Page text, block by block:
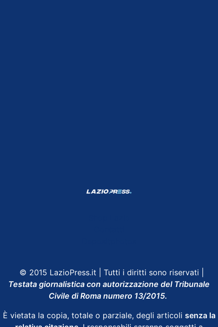
© 2015 LazioPress.it | Tutti i diritti sono riservati |
Testata giornalistica con autorizzazione del Tribunale
Civile di Roma numero 13/2015.
È vietata la copia, totale o parziale, degli articoli senza la